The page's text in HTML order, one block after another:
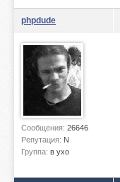
phpdude
Сообщения: 26646
Репутация: N
Группа: в ухо